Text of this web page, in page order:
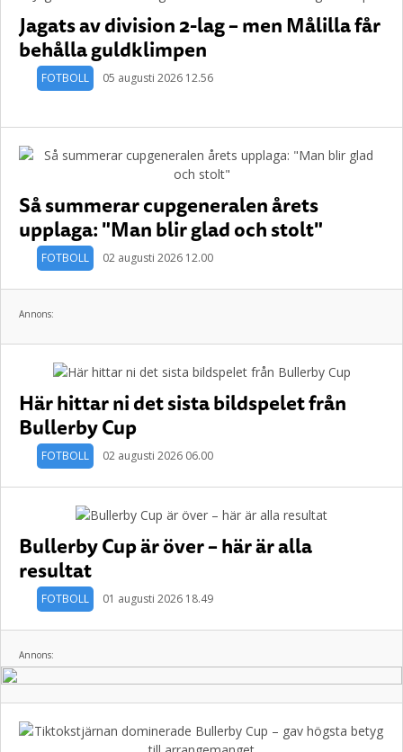
Jagats av division 2-lag – men Målilla får
behålla guldklimpen
FOTBOLL 05 augusti 2026 12.56
Så summerar cupgeneralen årets
upplaga: "Man blir glad och stolt"
FOTBOLL 02 augusti 2026 12.00
Annons:
Här hittar ni det sista bildspelet från
Bullerby Cup
FOTBOLL 02 augusti 2026 06.00
Bullerby Cup är över – här är alla
resultat
FOTBOLL 01 augusti 2026 18.49
Annons: